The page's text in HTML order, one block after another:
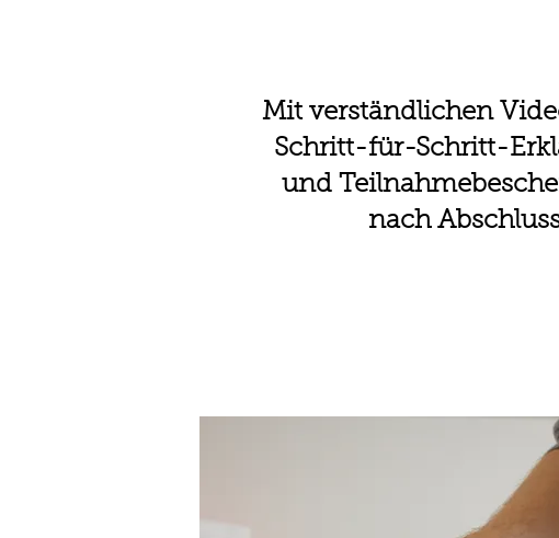
Mit verständlichen
Schritt-für-Schritt-
und
nach